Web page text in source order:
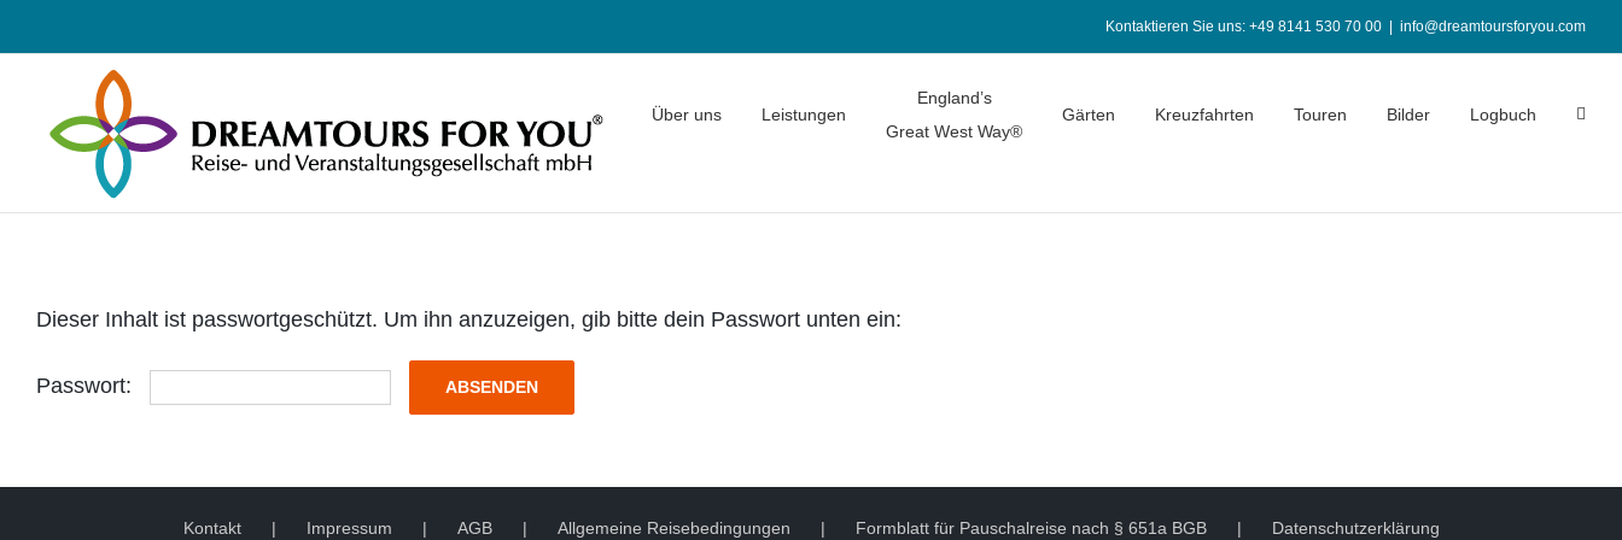
Inhalt
Kontaktieren Sie uns: +49 8141 530 70 00 info@dreamtoursforyou.com
Über uns Leistungen
England’s
Great West Way®
Gärten Kreuzfahrten Touren Bilder Logbuch
Dieser Inhalt ist passwortgeschützt. Um ihn anzuzeigen, gib bitte dein Passwort unten ein:
Passwort:
Kontakt Impressum AGB Allgemeine Reisebedingungen Formblatt für Pauschalreise nach § 651a BGB Datenschutzerklärung